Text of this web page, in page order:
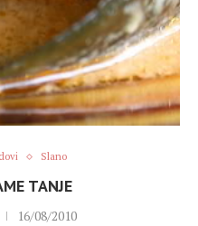
Slano
TANJE
16/08/2010